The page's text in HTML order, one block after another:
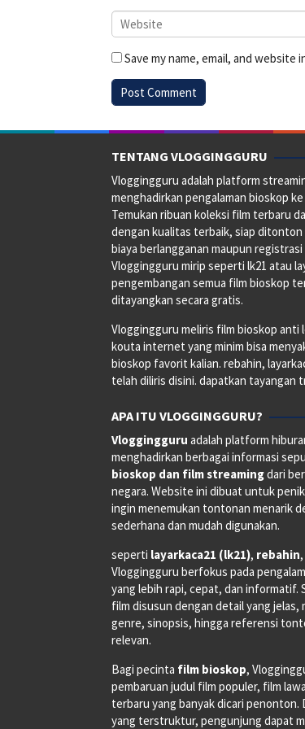
Save my name, email, and
TENTANG VLOGGINGGURU
Vloggingguru adalah platform
menghadirkan pengalaman bioskop ke
Temukan ribuan koleksi film terbaru
dengan kualitas terbaik, siap ditonton
biaya berlangganan maupun
Vloggingguru mirip seperti lk21 atau
pengembangan semua film bioskop
ditayangkan secara gratis.
Vloggingguru meliris film bioskop anti
kouta internet yang minim bisa
bioskop favorit kalian. rebahin,
telah diliris disini. dapatkan tayangan
APA ITU VLOGGINGGURU?
Vloggingguru adalah platform
menghadirkan berbagai informasi
bioskop dan film streamingdari
negara. Website ini dibuat untuk
ingin menemukan tontonan menarik
sederhana dan mudah digunakan.
seperti layarkaca21 (lk21), rebahin
Vloggingguru berfokus pada
yang lebih rapi, cepat, dan informatif.
film disusun dengan detail yang jelas,
genre, sinopsis, hingga referensi
relevan.
Bagi pecinta film bioskop,
pembaruan judul film populer, film
terbaru yang banyak dicari penonton.
yang terstruktur, pengunjung dapat